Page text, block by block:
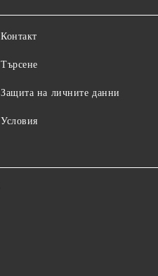
Контакт
Търсене
Защита на личните данни
Условия